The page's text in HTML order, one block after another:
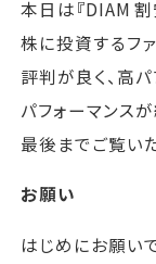
本日は『DIAM 割
株に投資するフ
評判が良く、高
パフォーマンス
最後までご覧い
お願い
はじめにお願い